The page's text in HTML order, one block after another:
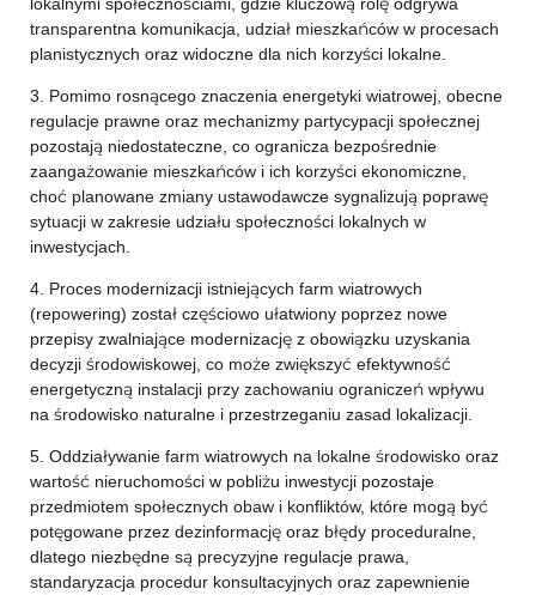
transparentna komunikacja, udział mieszkańców w procesach
planistycznych oraz widoczne dla nich korzyści lokalne.
3. Pomimo rosnącego znaczenia energetyki wiatrowej, obecne
regulacje prawne oraz mechanizmy partycypacji społecznej
pozostają niedostateczne, co ogranicza bezpośrednie
zaangażowanie mieszkańców i ich korzyści ekonomiczne,
choć planowane zmiany ustawodawcze sygnalizują poprawę
sytuacji w zakresie udziału społeczności lokalnych w
inwestycjach.
4. Proces modernizacji istniejących farm wiatrowych
(repowering) został częściowo ułatwiony poprzez nowe
przepisy zwalniające modernizację z obowiązku uzyskania
decyzji środowiskowej, co może zwiększyć efektywność
energetyczną instalacji przy zachowaniu ograniczeń wpływu
na środowisko naturalne i przestrzeganiu zasad lokalizacji.
5. Oddziaływanie farm wiatrowych na lokalne środowisko oraz
wartość nieruchomości w pobliżu inwestycji pozostaje
przedmiotem społecznych obaw i konfliktów, które mogą być
potęgowane przez dezinformację oraz błędy proceduralne,
dlatego niezbędne są precyzyjne regulacje prawa,
standaryzacja procedur konsultacyjnych oraz zapewnienie